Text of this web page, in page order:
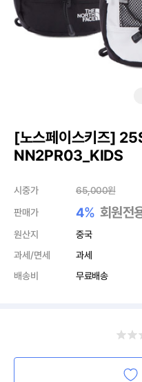
[노스페이스키즈]
NN2PR03_KIDS
시중가 65,000원
판매가
4% 회원전
원산지
중국
과세/면세
과세
배송비
무료배송